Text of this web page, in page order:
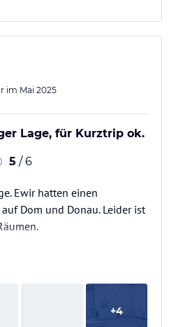
im Mai 2025
Lage, für Kurztrip ok.
5 / 6
Ewir hatten einen
Dom und Donau. Leider ist
+4